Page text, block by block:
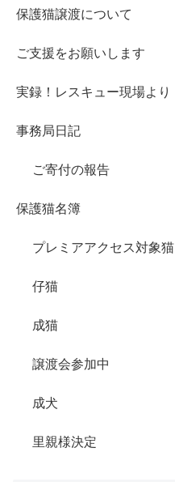
保護猫譲渡について
ご支援をお願いします
実録！レスキュー現場より
事務局日記
ご寄付の報告
保護猫名簿
プレミアアクセス対象猫
仔猫
成猫
譲渡会参加中
成犬
里親様決定